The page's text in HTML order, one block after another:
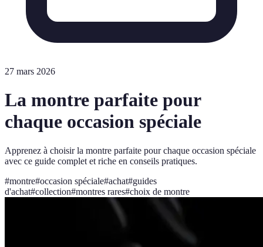
27 mars 2026
La montre parfaite pour
chaque occasion spéciale
Apprenez à choisir la montre parfaite pour chaque occasion spéciale
avec ce guide complet et riche en conseils pratiques.
#montre#occasion spéciale#achat#guides
d'achat#collection#montres rares#choix de montre